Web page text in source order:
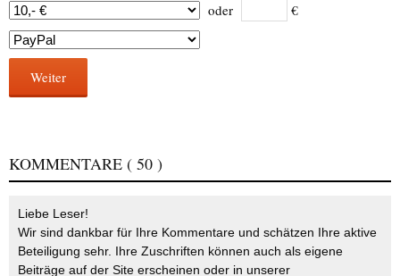
oder €
Weiter
KOMMENTARE ( 50 )
Liebe Leser!
Wir sind dankbar für Ihre Kommentare und schätzen Ihre aktive
Beteiligung sehr. Ihre Zuschriften können auch als eigene
Beiträge auf der Site erscheinen oder in unserer